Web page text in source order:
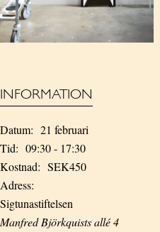
INFORMATION
Datum: 21 februari
Tid: 09:30 - 17:30
Kostnad: SEK450
Adress:
Sigtunastiftelsen
Manfred Björkquists allé 4